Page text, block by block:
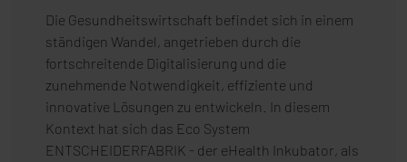
Die Gesundheitswirtschaft befindet sich in einem
ständigen Wandel, angetrieben durch die
fortschreitende Digitalisierung und die
zunehmende Notwendigkeit, effiziente und
innovative Lösungen zu entwickeln. In diesem
Kontext hat sich das Eco System
ENTSCHEIDERFABRIK - der eHealth Inkubator, als